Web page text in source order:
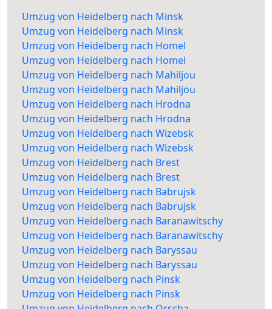
Umzug von Heidelberg nach Minsk
Umzug von Heidelberg nach Minsk
Umzug von Heidelberg nach Homel
Umzug von Heidelberg nach Homel
Umzug von Heidelberg nach Mahiljou
Umzug von Heidelberg nach Mahiljou
Umzug von Heidelberg nach Hrodna
Umzug von Heidelberg nach Hrodna
Umzug von Heidelberg nach Wizebsk
Umzug von Heidelberg nach Wizebsk
Umzug von Heidelberg nach Brest
Umzug von Heidelberg nach Brest
Umzug von Heidelberg nach Babrujsk
Umzug von Heidelberg nach Babrujsk
Umzug von Heidelberg nach Baranawitschy
Umzug von Heidelberg nach Baranawitschy
Umzug von Heidelberg nach Baryssau
Umzug von Heidelberg nach Baryssau
Umzug von Heidelberg nach Pinsk
Umzug von Heidelberg nach Pinsk